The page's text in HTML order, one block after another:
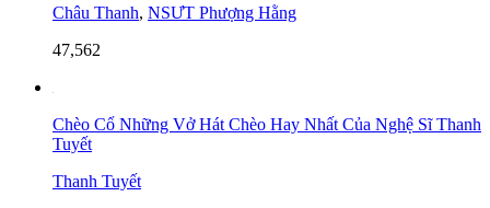
Châu Thanh, NSƯT Phượng Hằng
47,562
Chèo Cổ Những Vở Hát Chèo Hay Nhất Của Nghệ Sĩ Thanh
Tuyết
Thanh Tuyết